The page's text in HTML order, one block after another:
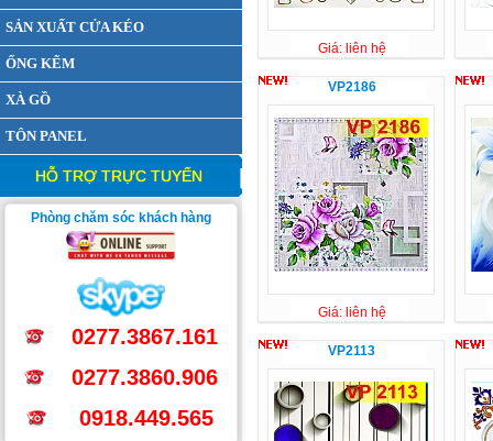
SẢN XUẤT CỬA KÉO
ỐNG KẼM
XÀ GỒ
TÔN PANEL
HỖ TRỢ TRỰC TUYẾN
Phòng chăm sóc khách hàng
0277.3867.161
0277.3860.906
0918.449.565
Giá: liên hệ
VP2186
Giá: liên hệ
VP2113